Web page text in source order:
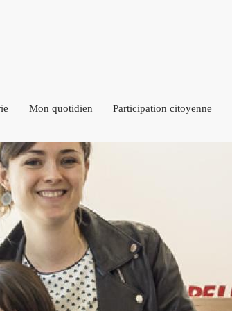
Mon quotidien Participation citoyenne